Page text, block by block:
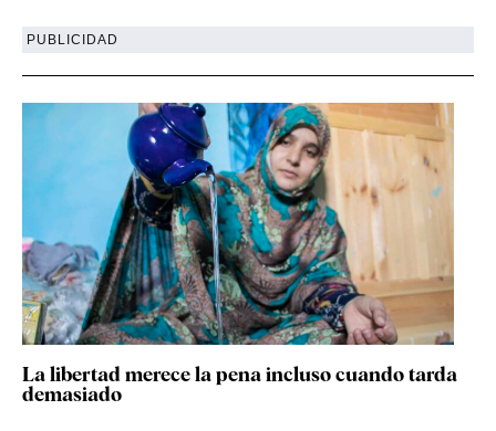
PUBLICIDAD
La libertad merece la pena incluso cuando tarda
demasiado